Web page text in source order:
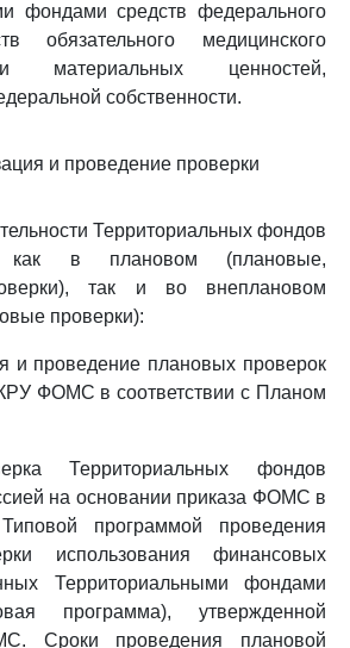
фондами средств федерального
обязательного медицинского
материальных ценностей,
собственности.
и проведение проверки
Территориальных фондов
как в плановом (плановые,
так и во внеплановом
проверки):
и проведение плановых проверок
ФОМС в соответствии с Планом
Территориальных фондов
на основании приказа ФОМС в
программой проведения
использования финансовых
Территориальными фондами
программа), утвержденной
Сроки проведения плановой